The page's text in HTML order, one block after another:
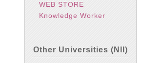
WEB STORE
Knowledge Worker
Other Universities (NII)